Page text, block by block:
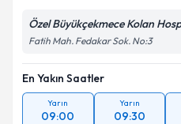
Özel Büyükçekmece Kolan
Fatih Mah. Fedakar Sok. No:3
En Yakın Saatler
Yarın
09:00
Yarın
09:30